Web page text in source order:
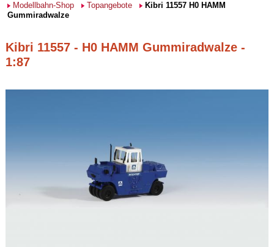
Modellbahn-Shop Topangebote
Kibri 11557 H0 HAMM
Gummiradwalze
Kibri 11557 - H0 HAMM Gummiradwalze -
1:87